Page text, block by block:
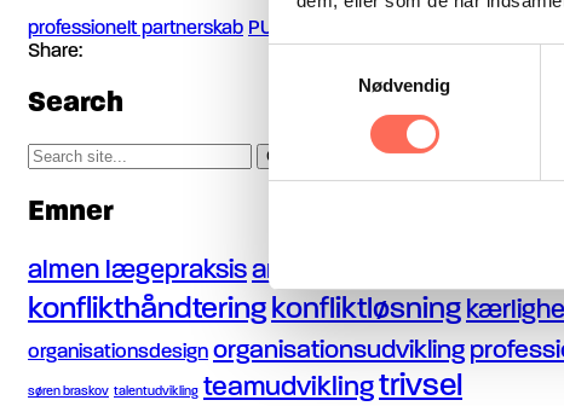
Nødvendig
professionelt partnerskab PUS
Share:
Search
Search
Emner
almen lægepraksisarvestrid
konflikthåndteringkonfliktløsning
organisationsdesignorganisationsudvikling
søren braskov talentudvikling teamudviklingtrivsel